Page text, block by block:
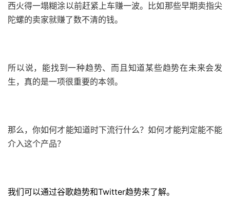
西火得一塌糊涂以前赶紧上车赚一波。比如那些早期卖指尖
陀螺的卖家就赚了数不清的钱。
所以说，能找到一种趋势、而且知道某些趋势在未来会发
生，真的是一项很重要的本领。
那么，你如何才能知道时下流行什么？如何才能判定能不能
介入这个产品？
我们可以通过谷歌趋势和Twitter趋势来了解。